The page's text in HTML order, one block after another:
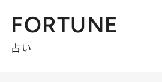
FORTUNE
占い